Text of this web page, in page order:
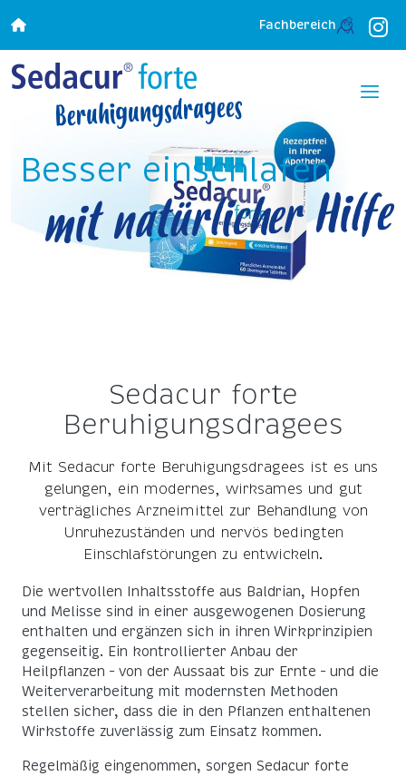
Fachbereich
Besser einschlafen
mit natürlicher Hilfe
Sedacur forte
Beruhigungsdragees
Mit Sedacur forte Beruhigungsdragees ist es uns
gelungen, ein modernes, wirksames und gut
verträgliches Arzneimittel zur Behandlung von
Unruhezuständen und nervös bedingten
Einschlafstörungen zu entwickeln.
Die wertvollen Inhaltsstoffe aus Baldrian, Hopfen
und Melisse sind in einer ausgewogenen Dosierung
enthalten und ergänzen sich in ihren Wirkprinzipien
gegenseitig. Ein kontrollierter Anbau der
Heilpflanzen – von der Aussaat bis zur Ernte – und die
Weiterverarbeitung mit modernsten Methoden
stellen sicher, dass die in den Pflanzen enthaltenen
Wirkstoffe zuverlässig zum Einsatz kommen.
Regelmäßig eingenommen, sorgen Sedacur forte